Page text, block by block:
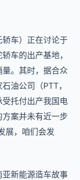
车）正在讨论于
车的出产基地，
。其时，据合众
油公司（PTT，
托付出产我国电
案并未有近一步
展，咱们会发
新能源造车故事